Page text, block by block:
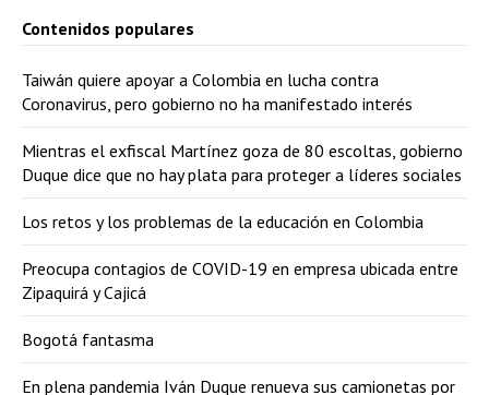
Contenidos populares
Taiwán quiere apoyar a Colombia en lucha contra
Coronavirus, pero gobierno no ha manifestado interés
Mientras el exfiscal Martínez goza de 80 escoltas, gobierno
Duque dice que no hay plata para proteger a líderes sociales
Los retos y los problemas de la educación en Colombia
Preocupa contagios de COVID-19 en empresa ubicada entre
Zipaquirá y Cajicá
Bogotá fantasma
En plena pandemia Iván Duque renueva sus camionetas por